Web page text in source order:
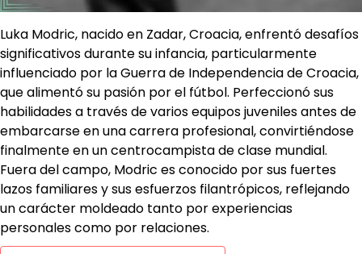
Luka Modric, nacido en Zadar, Croacia, enfrentó desafíos
significativos durante su infancia, particularmente
influenciado por la Guerra de Independencia de Croacia,
que alimentó su pasión por el fútbol. Perfeccionó sus
habilidades a través de varios equipos juveniles antes de
embarcarse en una carrera profesional, convirtiéndose
finalmente en un centrocampista de clase mundial.
Fuera del campo, Modric es conocido por sus fuertes
lazos familiares y sus esfuerzos filantrópicos, reflejando
un carácter moldeado tanto por experiencias
personales como por relaciones.